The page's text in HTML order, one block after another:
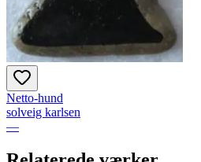
Netto-hund
solveig karlsen
—